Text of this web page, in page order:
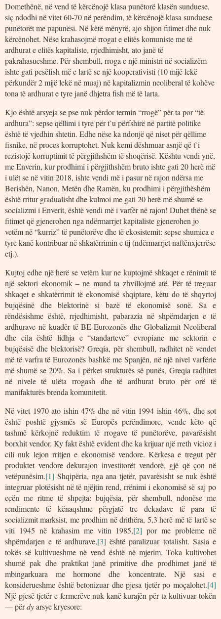
Domethënë, në vend të kërcënojë klasa punëtorë klasën sunduese,
siç ndodhi në vitet 60-70 në perëndim, të kërcënojë klasa sunduese
punëtorët me papunësi. Në këtë mënyrë, ajo shijon fitimet dhe nuk
kërcënohet. Nëse krahasojmë rrogat e elitës komuniste me të
ardhurat e elitës kapitaliste, rrjedhimisht, ato janë të
pakrahasueshme. Për shembull, rroga e një ministri në socializëm
ishte gati pesëfish më e lartë se një kooperativisti (10 mijë lekë
përkundër 2 mijë lekë në muaj) në kapitalizmin neoliberal të kohëve
tona të ardhurat e tyre janë dhjetra fish më të larta.
Kjo është arsyeja se pse nuk përdor termin “rrogë” për ta por “të
ardhura”: sepse qëllimi i tyre për t`u përfshirë në partitë politike
është të vjedhin shtetin. Edhe nëse ka ndonjë që niset për qëllime
fisnike, në proces korruptohet. Nuk kemi dëshmuar asnjë që t`i
rezistojë korruptimit të përgjithshëm të shoqërisë. Kështu vendi ynë,
me Enverin, kur prodhimi i përgjithshëm bruto ishte gati 20 herë më
i ulët se në vitin 2018, ishte vendi më i pasur në rajon ndërsa me
Berishën, Nanon, Metën dhe Ramën, ku prodhimi i përgjithëshëm
është rritur gradualisht dhe kulmoi me gati 20 herë më shumë se
socializmi i Enverit, është vendi më i varfër në rajon! Duhet thënë se
fitimet që gjenerohen nga ndërmarrjet kapitaliste gjenerohen jo
vetëm në “kurriz” të punëtorëve dhe të ekosistemit: sepse shumica e
tyre kanë kontribuar në shkatërrimin e tij (ndërmarrjet naftënxjerrëse
etj.).
Kujtoj edhe një herë se vetëm kur ne kuptojmë shkaqet e rënimit të
një sektori ekonomik – ne mund ta zhvillojmë atë. Për të treguar
shkaqet e shkatërrimit të ekonomisë shqiptare, këtu do të shqyrtoj
bujqësinë dhe blektorinë si bazë të ekonomisë sonë. Sa e
rëndësishme është, rrjedhimisht, pabarazia në shpërndarjen e të
ardhurave në kuadër të BE-Eurozonës dhe Globalizmit Neoliberal
dhe cila është lidhja e “standarteve” evropiane me sektorin e
bujqësisë dhe blektorisë? Greqia, për shembull, radhitet në vendet
më të varfra të Eurozonës bashkë me Spanjën, në një nivel varfërie
më shumë se 20%. Sa i përket strukturës së punës, Greqia radhitet
në nivele të ulëta rrogash dhe të ardhurat bruto për orë të
manifakturës brenda komunitetit.
Në vitet 1970 ato ishin 47% dhe në vitin 1994 ishin 46%, dhe sot
është poshtë gjysmës së Europës perëndimore, vende këto që
tashmë kërkojnë reduktim të rrogave të punëtorëve, pavarësisht
borxhit vendor. Ky fakt është evident dhe ka krijuar një rreth vicioz i
cili nuk lejon rritjen e ekonomisë vendore. Kërkesa e tregut për
produktet vendore dekurajon investitorët vendorë, gjë që çon në
vetëpunësim.[1] Shqipëria, nga ana tjetër, pavarësisht se nuk është
integruar plotësisht në të njëjtin rend, rrënimi i ekonomisë së saj po
ecën me ritme të shpejta: bujqësia, për shembull, ndonëse me
rendimente të kënaqshme përgjatë tre dekadave të para të
socializmit marksist, me prodhim në drithëra, 5,3 herë më të lartë se
viti 1945 në krahasim me vitin 1985,[2] por me probleme në
shpërndarjen e të ardhurave,[3] është paralizuar totalisht. Sasia e
tokës së kultivueshme në vend është në mjerim. Toka kultivohet
shumë pak dhe praktikat janë primitive dhe prodhimet janë të
mbingarkuara me hormone dhe koncentrate. Një sasi e
konsiderueshme është betonizuar dhe pjesa tjetër po moçalohet.[4]
Një pjesë tjetër e fermerëve nuk kanë kurajën për ta kultivuar tokën
— përdyarsye kryesore: